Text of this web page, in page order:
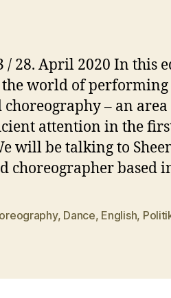
/ 28. April 2020 In this
world of
choreography – an
attention in the
will be talking to
choreographer based
, Dance, English,